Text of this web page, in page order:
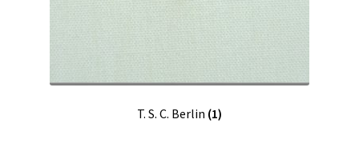
T. S. C. Berlin (1)